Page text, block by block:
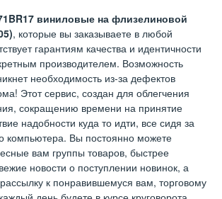
виниловые на флизелиновой
, которые вы заказываете в любой
гарантиям качества и идентичности
производителем. Возможность
необходимость из-за дефектов
Этот сервис, создан для облегчения
сокращению времени на принятие
надобности куда то идти, все сидя за
компьютера. Вы постоянно можете
вам группы товаров, быстрее
новости о поступлении новинок, а
к понравившемуся вам, торговому